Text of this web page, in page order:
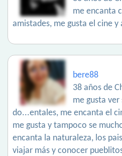
me encanta
amistades, me gusta el cine y
bere88
38 años de
me gusta ver
do...entales, me encanta el
me gusta y tampoco se
encanta la naturaleza, los
viajar más y conocer